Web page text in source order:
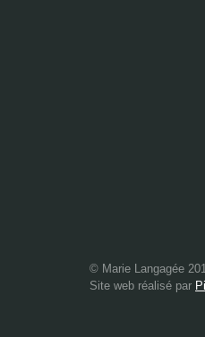
© Marie Langagée
Site web réalisé par